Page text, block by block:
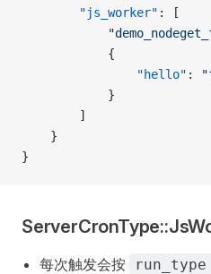
        "js_worker"
: [
            {
                "hello"
:
            }
        ]
    }
}
每次触发会按